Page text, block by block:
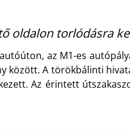
oldalon torlódásra
az M1-es
között. A törökbálinti
Az érintett